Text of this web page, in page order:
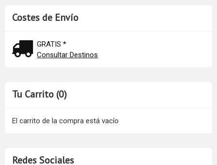
Costes de Envío
GRATIS *
Consultar Destinos
Tu Carrito (0)
El carrito de la compra está vacío
Redes Sociales